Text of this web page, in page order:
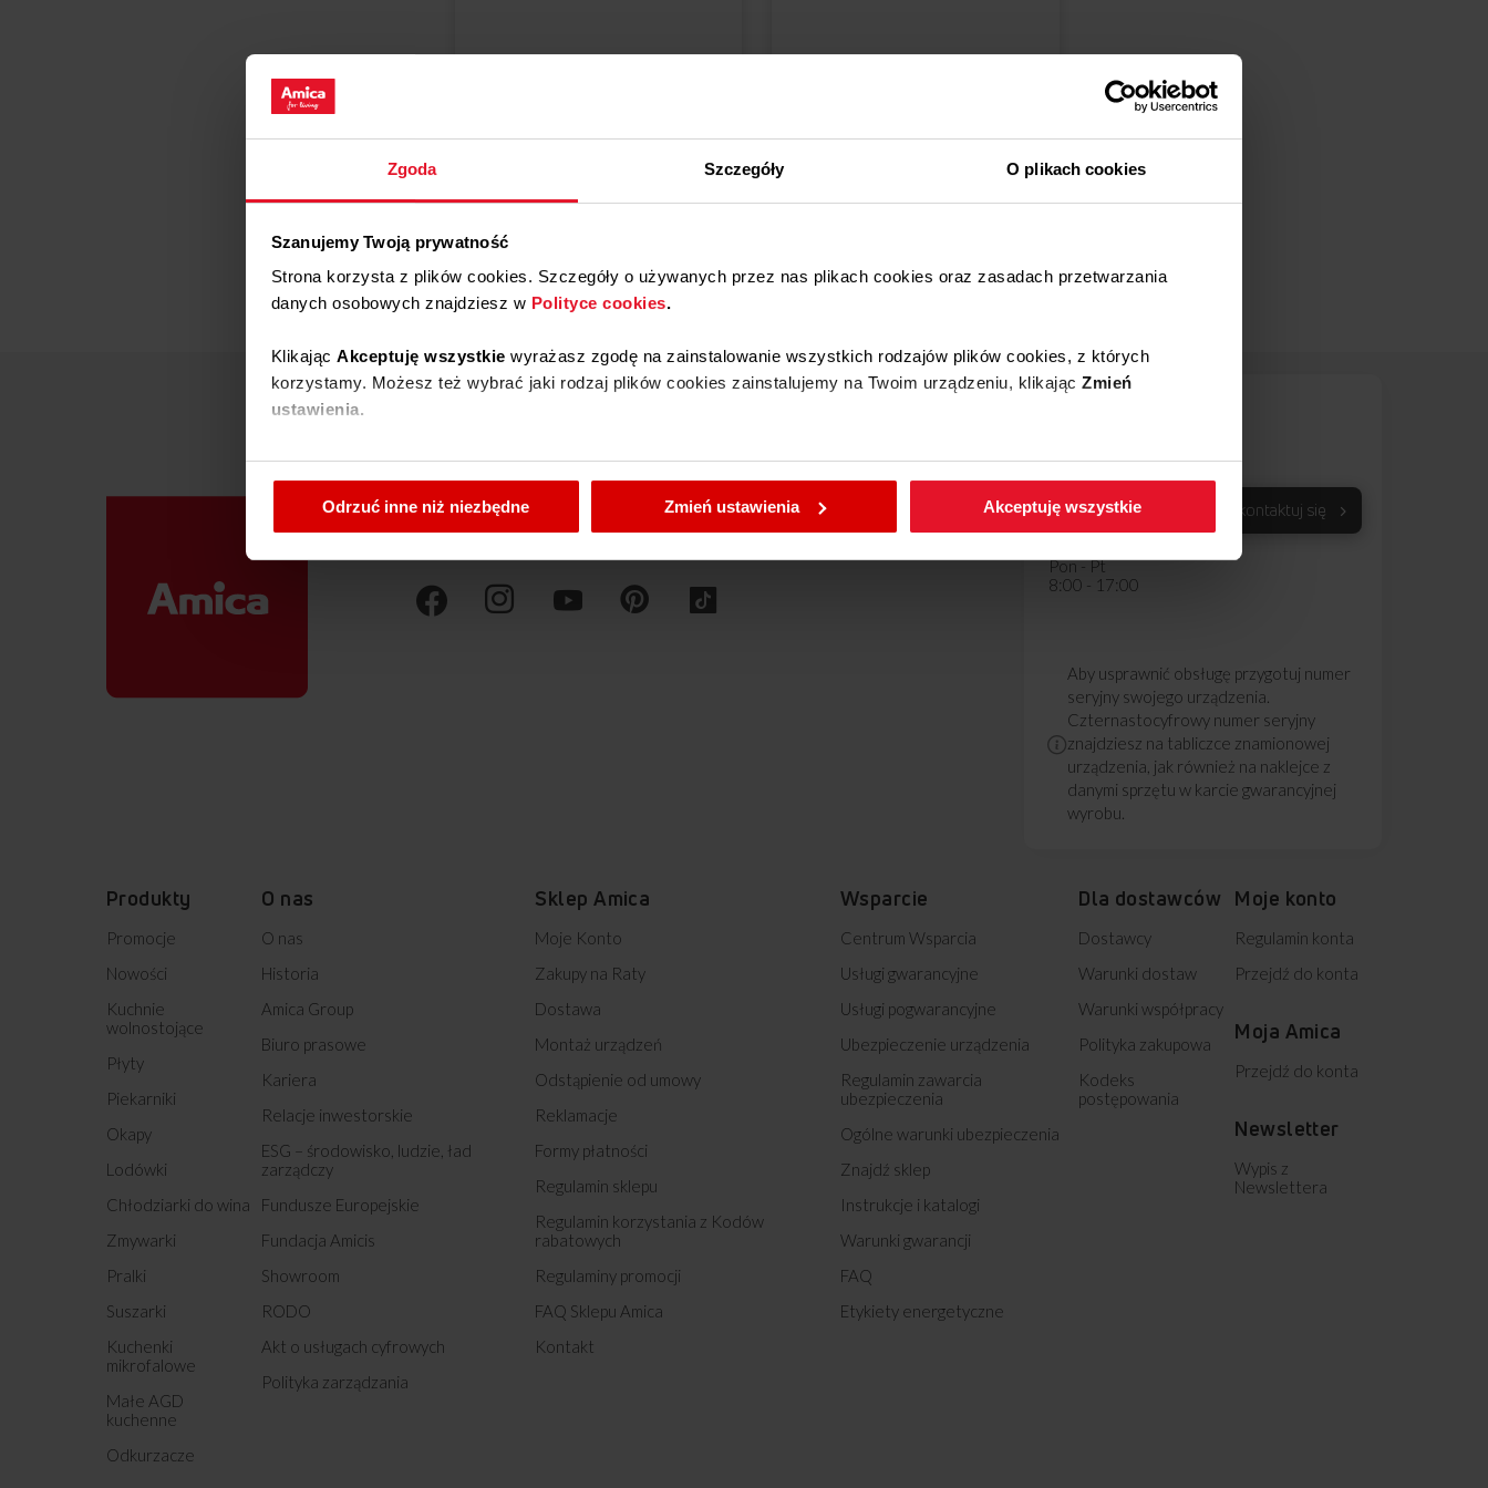
Zgoda Szczegóły O plikach cookies
Szanujemy Twoją prywatność
Strona korzysta z plików cookies. Szczegóły o używanych przez nas plikach cookies oraz zasadach przetwarzania
danych osobowych znajdziesz w Polityce cookies.
Klikając Akceptuję wszystkie wyrażasz zgodę na zainstalowanie wszystkich rodzajów plików cookies, z których
korzystamy. Możesz też wybrać jaki rodzaj plików cookies zainstalujemy na Twoim urządzeniu, klikając Zmień
ustawienia.
W każdej chwili możesz zmienić wybrane przez Ciebie ustawienia plików cookies wchodząc w zakładkęPolityka
cookies
Odrzuć inne niż niezbędne
Zmień ustawienia Akceptuję wszystkie
Dodaj do koszyka Wyświetl produkt
801 801 800
67 22 22 148
Koszt wg stawki
operatora
Pon - Pt
8:00 - 17:00
Skontaktuj się
Aby usprawnić obsługę przygotuj numer
seryjny swojego urządzenia.
Czternastocyfrowy numer seryjny
znajdziesz na tabliczce znamionowej
urządzenia, jak również na naklejce z
danymi sprzętu w karcie gwarancyjnej
wyrobu.
Produkty
Promocje
Nowości
Kuchnie
wolnostojące
Płyty
Piekarniki
Okapy
Lodówki
Chłodziarki do wina
Zmywarki
Pralki
Suszarki
Kuchenki
mikrofalowe
Małe AGD
kuchenne
Odkurzacze
O nas
O nas
Historia
Amica Group
Biuro prasowe
Kariera
Relacje inwestorskie
ESG – środowisko, ludzie, ład
zarządczy
Fundusze Europejskie
Fundacja Amicis
Showroom
RODO
Akt o usługach cyfrowych
Polityka zarządzania
Sklep Amica
Moje Konto
Zakupy na Raty
Dostawa
Montaż urządzeń
Odstąpienie od umowy
Reklamacje
Formy płatności
Regulamin sklepu
Regulamin korzystania z Kodów
rabatowych
Regulaminy promocji
FAQ Sklepu Amica
Kontakt
Wsparcie
Centrum Wsparcia
Usługi gwarancyjne
Usługi pogwarancyjne
Ubezpieczenie urządzenia
Regulamin zawarcia
ubezpieczenia
Ogólne warunki ubezpieczenia
Znajdź sklep
Instrukcje i katalogi
Warunki gwarancji
FAQ
Etykiety energetyczne
Dla dostawców
Dostawcy
Warunki dostaw
Warunki współpracy
Polityka zakupowa
Kodeks
postępowania
Moje konto
Regulamin konta
Przejdź do konta
Moja Amica
Przejdź do konta
Newsletter
Wypis z
Newslettera